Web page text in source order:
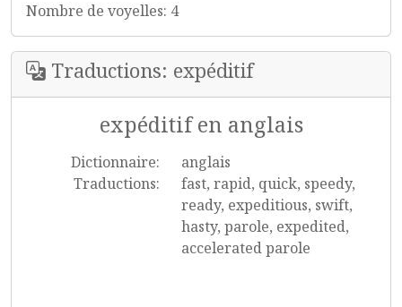
Nombre de voyelles: 4
Traductions: expéditif
expéditif en anglais
Dictionnaire:
anglais
Traductions:
fast, rapid, quick, speedy,
ready, expeditious, swift,
hasty, parole, expedited,
accelerated parole